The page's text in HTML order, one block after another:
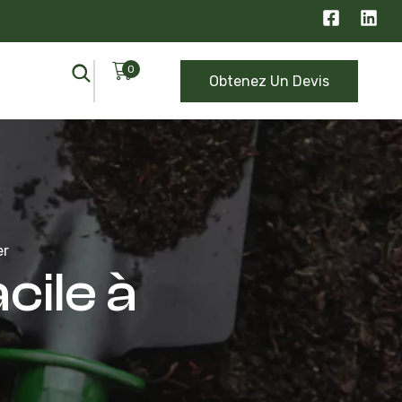
0
Obtenez Un Devis
à